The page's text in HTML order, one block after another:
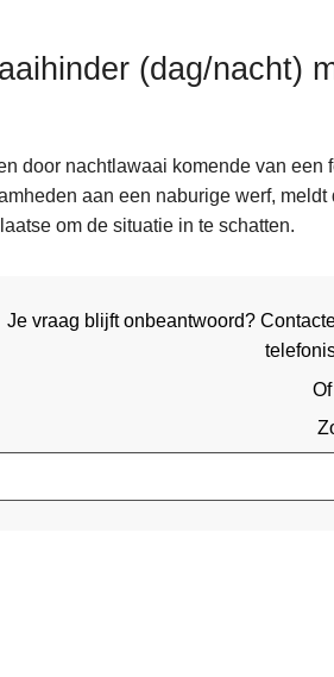
(dag/nacht)
door nachtlawaai komende van
aan een naburige werf,
om de situatie in te schatten.
Je vraag blijft onbeantwoord?